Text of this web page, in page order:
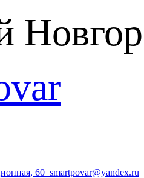
60 smartpovar@yandex.ru